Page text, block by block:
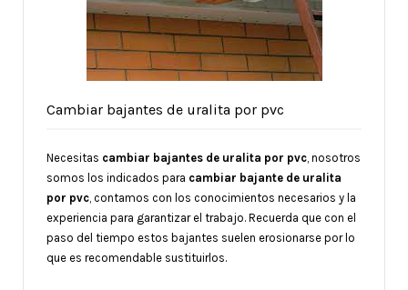
Cambiar bajantes de uralita por pvc
Necesitas cambiar bajantes de uralita por pvc, nosotros
somos los indicados para cambiar bajante de uralita
por pvc, contamos con los conocimientos necesarios y la
experiencia para garantizar el trabajo. Recuerda que con el
paso del tiempo estos bajantes suelen erosionarse por lo
que es recomendable sustituirlos.